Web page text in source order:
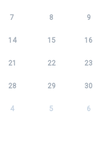
7 8 9
14 15 16
21 22 23
28 29 30
4 5 6